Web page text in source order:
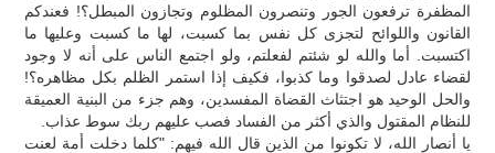
المظفرة ترفعون الجور وتنصرون المظلوم وتجازون المبطل؟! فعندكم
القانون واللوائح لتجزى كل نفس بما كسبت، لها ما كسبت وعليها ما
اكتسبت. أما والله لو شئتم لفعلتم، ولو اجتمع الناس على أنه لا وجود
لقضاء عادل لصدقوا وما كذبوا، فكيف إذا استمر الظلم بكل مظاهره؟!
والحل الوحيد هو اجتثاث القضاة المفسدين، وهم جزء من البنية العميقة
للنظام المقتول والذي أكثر من الفساد فصب عليهم ربك سوط عذاب.
يا أنصار الله، لا تكونوا من الذين قال الله فيهم: "كلما دخلت أمة لعنت